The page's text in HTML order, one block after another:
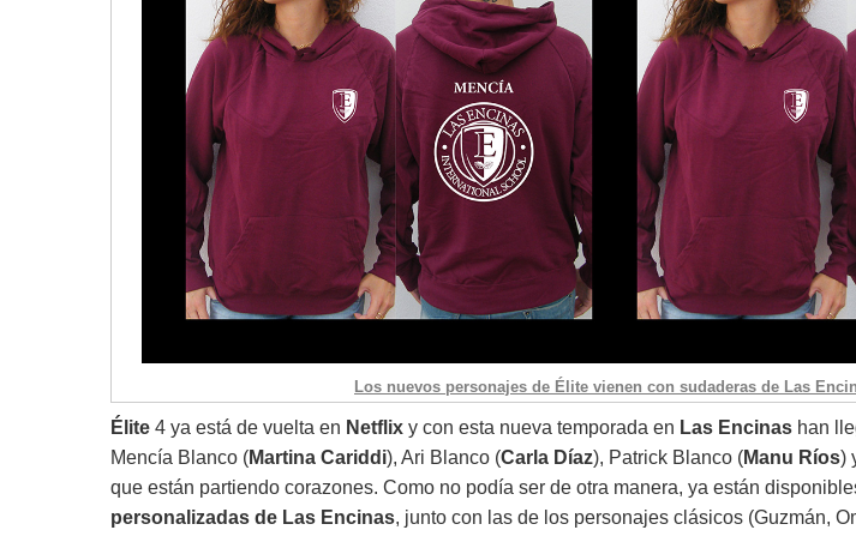
Los nuevos personajes de Élite vienen con sudaderas de Las
Élite 4 ya está de vuelta en Netflix y con esta nueva temporada en Las Encinas han
Mencía Blanco (Martina Cariddi), Ari Blanco (Carla Díaz), Patrick Blanco (Manu Ríos)
que están partiendo corazones. Como no podía ser de otra manera, ya están
personalizadas de Las Encinas, junto con las de los personajes clásicos (Guzmán,